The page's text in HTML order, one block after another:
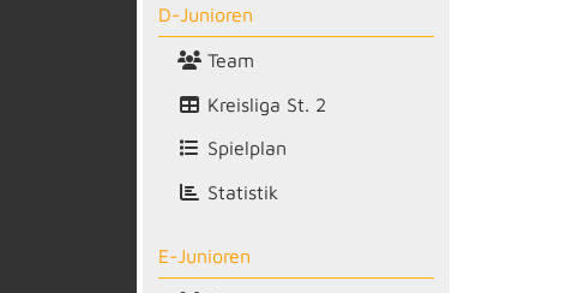
D-Junioren
Team
Kreisliga St. 2
Spielplan
Statistik
E-Junioren